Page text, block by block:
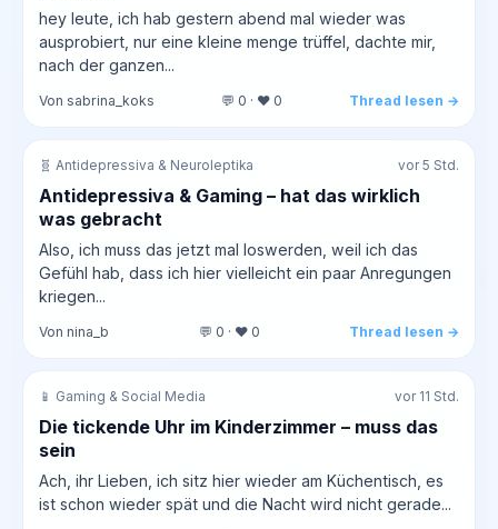
hey leute, ich hab gestern abend mal wieder was
ausprobiert, nur eine kleine menge trüffel, dachte mir,
nach der ganzen...
Von sabrina_koks 💬 0 · ❤️ 0 Thread lesen →
🧬 Antidepressiva & Neuroleptika vor 5 Std.
Antidepressiva & Gaming – hat das wirklich
was gebracht
Also, ich muss das jetzt mal loswerden, weil ich das
Gefühl hab, dass ich hier vielleicht ein paar Anregungen
kriegen...
Von nina_b 💬 0 · ❤️ 0 Thread lesen →
📱 Gaming & Social Media vor 11 Std.
Die tickende Uhr im Kinderzimmer – muss das
sein
Ach, ihr Lieben, ich sitz hier wieder am Küchentisch, es
ist schon wieder spät und die Nacht wird nicht gerade...